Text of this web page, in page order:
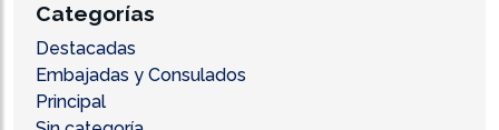
Categorías
Destacadas
Embajadas y Consulados
Principal